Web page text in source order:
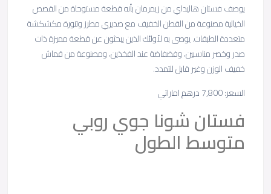
يوصف فستان هاليداي من زيمرمان بأنه قطعة مستوحاة من القصص
الخيالية مصنوعة من القطن الخفيف مع صديري مطرز وتنورة مكشكشة
متعددة الطبقات. يوصى به لأولئك الذين يبحثون عن قطعة مميزة ذات
صدر وخصر مناسبين، وفضفاضة عند الفخذين، ومصنوعة من قماش
خفيف الوزن وغير قابل للتمدد.
السعر: 7,800 درهم اماراتي
فستان شونا جوي روبي
متوسط ​​الطول